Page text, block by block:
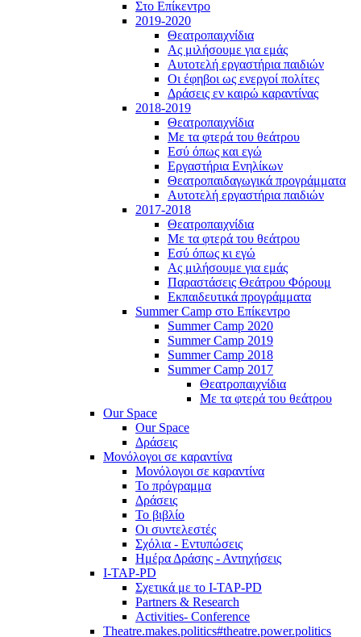
Στο Επίκεντρο
2019-2020
Θεατροπαιχνίδια
Ας μιλήσουμε για εμάς
Αυτοτελή εργαστήρια παιδιών
Οι έφηβοι ως ενεργοί πολίτες
Δράσεις εν καιρώ καραντίνας
2018-2019
Θεατροπαιχνίδια
Με τα φτερά του θεάτρου
Εσύ όπως και εγώ
Εργαστήρια Ενηλίκων
Θεατροπαιδαγωγικά προγράμματα
Αυτοτελή εργαστήρια παιδιών
2017-2018
Θεατροπαιχνίδια
Με τα φτερά του θεάτρου
Εσύ όπως κι εγώ
Ας μιλήσουμε για εμάς
Παραστάσεις Θεάτρου Φόρουμ
Εκπαιδευτικά προγράμματα
Summer Camp στο Επίκεντρο
Summer Camp 2020
Summer Camp 2019
Summer Camp 2018
Summer Camp 2017
Θεατροπαιχνίδια
Με τα φτερά του θεάτρου
Our Space
Our Space
Δράσεις
Μονόλογοι σε καραντίνα
Μονόλογοι σε καραντίνα
Το πρόγραμμα
Δράσεις
Το βιβλίο
Οι συντελεστές
Σχόλια - Εντυπώσεις
Ημέρα Δράσης - Αντηχήσεις
I-TAP-PD
Σχετικά με το I-TAP-PD
Partners & Research
Activities- Conference
Theatre.makes.politics#theatre.power.politics